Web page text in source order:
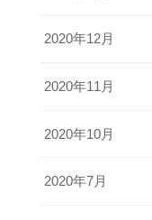
2020年12月
2020年11月
2020年10月
2020年7月